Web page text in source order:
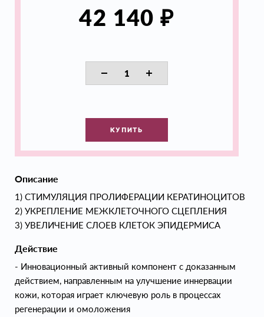
42 140₽
КУПИТЬ
Описание
1) СТИМУЛЯЦИЯ ПРОЛИФЕРАЦИИ КЕРАТИНОЦИТОВ
2) УКРЕПЛЕНИЕ МЕЖКЛЕТОЧНОГО СЦЕПЛЕНИЯ
3) УВЕЛИЧЕНИЕ СЛОЕВ КЛЕТОК ЭПИДЕРМИСА
Действие
- Инновационный активный компонент с доказанным
действием, направленным на улучшение иннервации
кожи, которая играет ключевую роль в процессах
регенерации и омоложения